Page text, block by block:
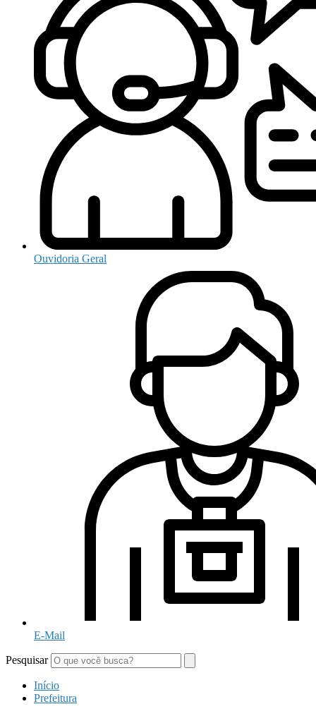
Ouvidoria Geral
E-Mail
Pesquisar
Início
Prefeitura